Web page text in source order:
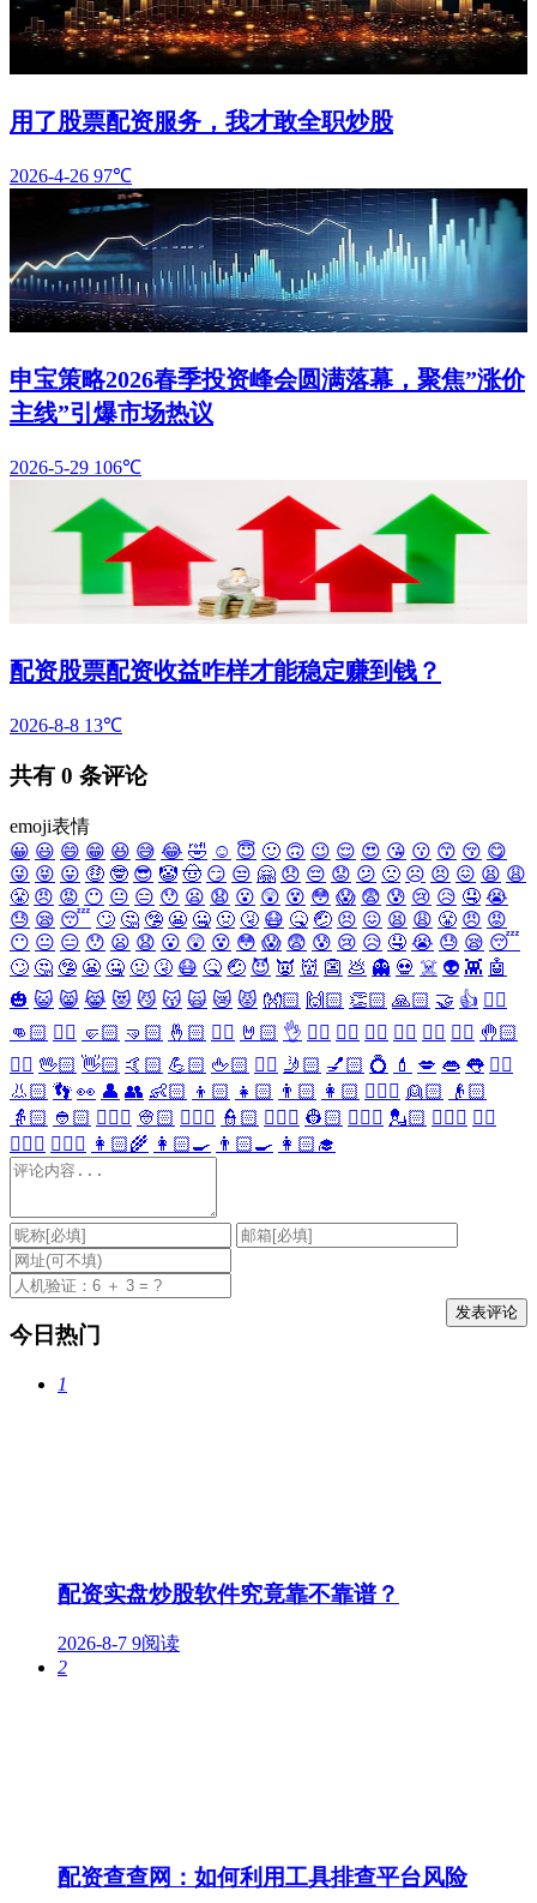
用了股票配资服务，我才敢全职炒股
2026-4-26 97℃
申宝策略2026春季投资峰会圆满落幕，聚焦”涨价
主线”引爆市场热议
2026-5-29 106℃
配资股票配资收益咋样才能稳定赚到钱？
2026-8-8 13℃
共有 0 条评论
emoji表情
😀 😃 😄 😁 😆 😅 😂 🤣 ☺️ 😇 🙂 🙃 😉 😌 😍 😘 😗 😙 😚 😋
😜 😝 😛 🤑 🤓 😎 🤡 🤠 😏 😒 🤗 😞 😔 😟 😕 🙁 ☹️ 😣 😖 😫 😩
😤 😠 😡 😶 😐 😑 😯 😦 😧 😮 😲 😵 😳 😱 😨 😰 😢 😥 🤤 😭
😓 😪 😴 🙄 🤔 🤥 😬 🤐 🤢 🤧 😷 🤒 🤕 😣 😖 😫 😩 😤 😠 😡
😶 😐 😑 😯 😦 😧 😮 😲 😵 😳 😱 😨 😰 😢 😥 🤤 😭 😓 😪 😴
🙄 🤔 🤥 😬 🤐 🤢 🤧 😷 🤒 🤕 😈 👿 👹 👺 💩 👻 💀 ☠️ 👽 👾 🤖
🎃 😺 😸 😹 😻 😼 😽 🙀 😿 😾 👐🏻 🙌🏻 👏🏻 🙏🏻 🤝 👍 👎🏻
👊🏻 ✊🏻 🤛🏻 🤜🏻 🤞🏻 ✌🏻 🤘🏻 👌 👈🏻 👉🏻 👆🏻 👇🏻 ☝🏻 ✋🏻 🤚🏻
🖐🏻 🖖🏻 👋🏻 🤙🏻 💪🏻 🖕🏻 ✍🏻 🤳🏻 💅🏻 💍 💄 💋 👄 👅 👂🏻
👃🏻 👣 👀 👤 👥 👶🏻 👦🏻 👧🏻 👨🏻 👩🏻 👱🏻‍♀️ 👱🏻
👴🏻
👵🏻 👲🏻 👳🏻‍♀️ 👳🏻 👮🏻‍♀️ 👮🏻 👷🏻‍♀️ 👷🏻 💂🏻‍♀️ 💂🏻 🕵🏻‍♀️ 🕵🏻
👩🏻‍⚕️ 👨🏻‍⚕️ 👩🏻‍🌾 👩🏻‍🍳 👨🏻‍🍳 👩🏻‍🎓
今日热门
1
配资实盘炒股软件究竟靠不靠谱？
2026-8-7 9阅读
2
配资查查网：如何利用工具排查平台风险